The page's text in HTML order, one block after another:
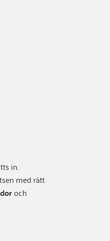
in.
med rätt
och